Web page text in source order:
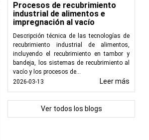
Procesos de recubrimiento
industrial de alimentos e
impregnación al vacío
Descripción técnica de las tecnologías de
recubrimiento industrial de alimentos,
incluyendo el recubrimiento en tambor y
bandeja, los sistemas de recubrimiento al
vacío y los procesos de...
2026-03-13
Leer más
Ver todos los blogs